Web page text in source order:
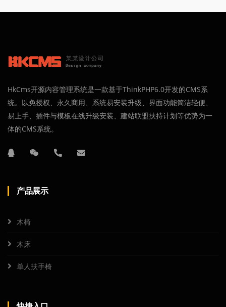
HkCms开源内容管理系统是一款基于ThinkPHP6.0开发的CMS系
统。以免授权、永久商用、系统易安装升级、界面功能简洁轻便、
易上手、插件与模板在线升级安装、建站联盟扶持计划等优势为一
体的CMS系统。
产品展示
木椅
木床
单人扶手椅